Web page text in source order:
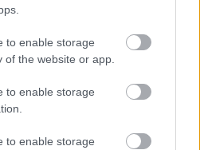
to enable storage
of the website or app.
to enable storage
to enable storage